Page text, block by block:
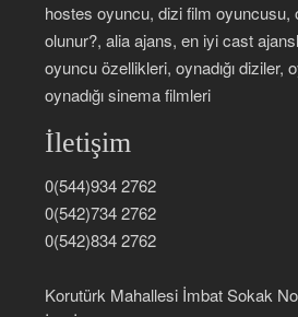
hostes oyuncu, dizi film oyuncusu,
olunur?, alia ajans, en iyi cast
oyuncu özellikleri, oynadığı diziler,
oynadığı sinema filmleri
İletişim
0(544)934 2762
0(542)734 2762
0(542)834 2762
Korutürk Mahallesi İmbat Sokak